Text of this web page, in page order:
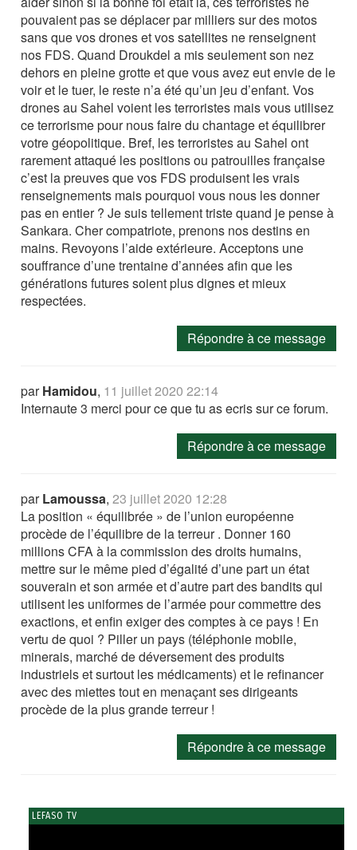
pouvaient pas se déplacer par milliers sur des motos
sans que vos drones et vos satellites ne renseignent
nos FDS. Quand Droukdel a mis seulement son nez
dehors en pleine grotte et que vous avez eut envie de le
voir et le tuer, le reste n’a été qu’un jeu d’enfant. Vos
drones au Sahel voient les terroristes mais vous utilisez
ce terrorisme pour nous faire du chantage et équilibrer
votre géopolitique. Bref, les terroristes au Sahel ont
rarement attaqué les positions ou patrouilles française
c’est la preuves que vos FDS produisent les vrais
renseignements mais pourquoi vous nous les donner
pas en entier ? Je suis tellement triste quand je pense à
Sankara. Cher compatriote, prenons nos destins en
mains. Revoyons l’aide extérieure. Acceptons une
souffrance d’une trentaine d’années afin que les
générations futures soient plus dignes et mieux
respectées.
Répondre à ce message
parHamidou, 11 juillet 2020 22:14
Internaute 3 merci pour ce que tu as ecris sur ce forum.
Répondre à ce message
parLamoussa,23 juillet 2020 12:28
La position « équilibrée » de l’union européenne
procède de l’équilibre de la terreur . Donner 160
millions CFA à la commission des droits humains,
mettre sur le même pied d’égalité d’une part un état
souverain et son armée et d’autre part des bandits qui
utilisent les uniformes de l’armée pour commettre des
exactions, et enfin exiger des comptes à ce pays ! En
vertu de quoi ? Piller un pays (téléphonie mobile,
minerais, marché de déversement des produits
industriels et surtout les médicaments) et le refinancer
avec des miettes tout en menaçant ses dirigeants
procède de la plus grande terreur !
Répondre à ce message
LEFASO TV